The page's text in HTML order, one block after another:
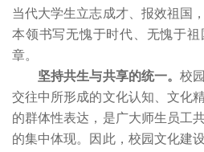
当代大学生立志成才、报效祖国
本领书写无愧于时代、无愧于
章。
坚持共生与共享的统一。 校
交往中所形成的文化认知、文化
的群体性表达，是广大师生员工
的集中体现。因此，校园文化建